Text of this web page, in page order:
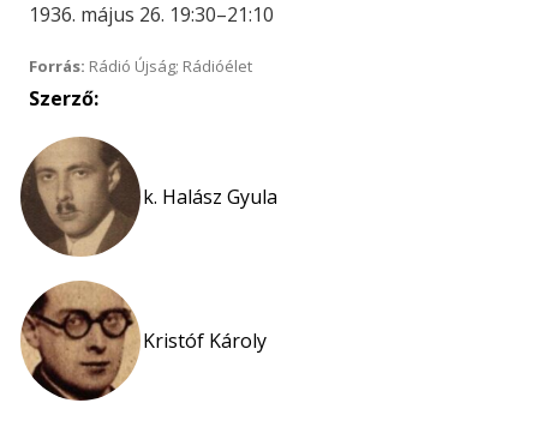
1936. május 26. 19:30–21:10
Forrás: Rádió Újság; Rádióélet
Szerző:
k. Halász Gyula
Kristóf Károly